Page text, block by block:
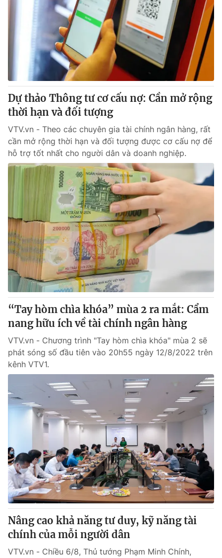
Dự thảo Thông tư cơ cấu nợ: Cần mở rộng
thời hạn và đối tượng
VTV.vn - Theo các chuyên gia tài chính ngân hàng, rất
cần mở rộng thời hạn và đối tượng được cơ cấu nợ để
hỗ trợ tốt nhất cho người dân và doanh nghiệp.
“Tay hòm chìa khóa” mùa 2 ra mắt: Cẩm
nang hữu ích về tài chính ngân hàng
VTV.vn - Chương trình "Tay hòm chìa khóa" mùa 2 sẽ
phát sóng số đầu tiên vào 20h55 ngày 12/8/2022 trên
kênh VTV1.
Nâng cao khả năng tư duy, kỹ năng tài
chính của mỗi người dân
VTV.vn - Chiều 6/8, Thủ tướng Phạm Minh Chính,